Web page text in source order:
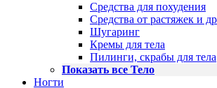
Средства для похудения
Средства от растяжек и
Шугаринг
Кремы для тела
Пилинги, скрабы для тела
Показать все Тело
Ногти